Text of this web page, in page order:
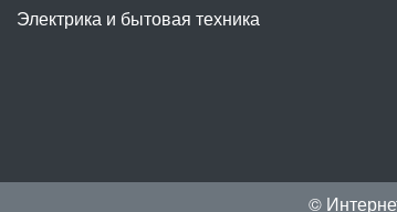
Электрика и бытовая техника
©